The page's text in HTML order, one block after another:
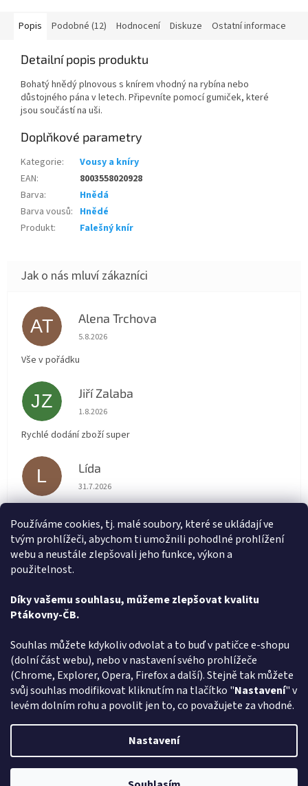
Používáme cookies, tj. malé soubory, které se ukládají ve
tvým prohlížeči, abychom ti umožnili pohodlné prohlížení
webu a neustále zlepšovali jeho funkce, výkon a
použitelnost.
Díky vašemu souhlasu, můžeme zlepšovat kvalitu
Ptákovny-ČB.
Souhlas můžete kdykoliv odvolat a to buď v patičce e-shopu
(dolní část webu), nebo v nastavení svého prohlížeče
(Chrome, Explorer, Opera, Firefox a další). Stejně tak můžete
svůj souhlas modifikovat kliknutím na tlačítko "Nastavení" v
levém dolním rohu a povolit jen to, co považujete za vhodné.
Nastavení
Popis Podobné (12) Hodnocení Diskuze Ostatní informace
Detailní popis produktu
Bohatý hnědý plnovous s knírem vhodný na rybína nebo
důstojného pána v letech. Připevníte pomocí gumiček, které
jsou součástí na uši.
Doplňkové parametry
Kategorie:
Vousy a kníry
EAN:
8003558020928
Barva:
Hnědá
Barva vousů: Hnědé
Produkt: Falešný knír
AT Alena Trchova
Hodnocení obchodu je 5 z 5 hvězdiček.
5.8.2026
Vše v pořádku
JZ Jiří Zalaba
Hodnocení obchodu je 5 z 5 hvězdiček.
1.8.2026
Rychlé dodání zboží super
L Lída
Hodnocení obchodu je 5 z 5 hvězdiček.
31.7.2026
RS renata svačinová
Hodnocení obchodu je 5 z 5 hvězdiček.
31.7.2026
Způsob ověřování recenzí
Copyright 2026Ptákoviny-CB. Všechna práva vyhrazena.Upravit